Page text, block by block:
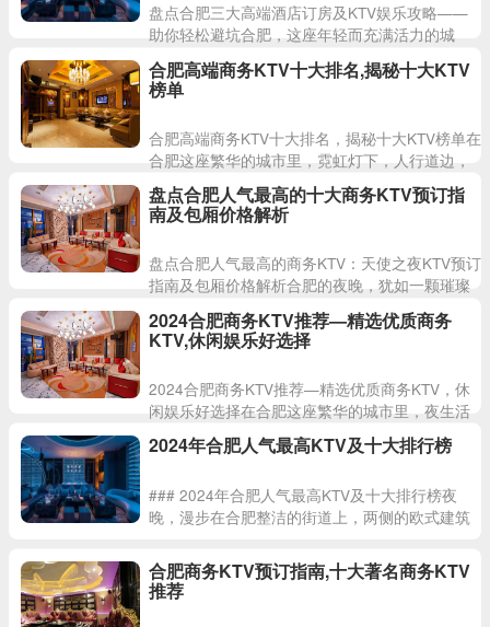
盘点合肥三大高端酒店订房及KTV娱乐攻略——
助你轻松避坑合肥，这座年轻而充满活力的城
市，以其独特的夜生活吸引着无数游客和本地居
民。每当夕阳西下，城市
合肥高端商务KTV十大排名,揭秘十大KTV
榜单
合肥高端商务KTV十大排名，揭秘十大KTV榜单在
合肥这座繁华的城市里，霓虹灯下，人行道边，
随处可见合肥人的闲情逸致。酒店商场、公园绿
地，亦是休闲消遣的
盘点合肥人气最高的十大商务KTV预订指
南及包厢价格解析
盘点合肥人气最高的商务KTV：天使之夜KTV预订
指南及包厢价格解析合肥的夜晚，犹如一颗璀璨
的明珠，点亮了城市的每一个角落。无数彩灯如
繁星般从天而降，灿
2024合肥商务KTV推荐—精选优质商务
KTV,休闲娱乐好选择
2024合肥商务KTV推荐—精选优质商务KTV，休
闲娱乐好选择在合肥这座繁华的城市里，夜生活
总是那么丰富多彩，而商务KTV则成为了许多人
休闲娱乐的首选
2024年合肥人气最高KTV及十大排行榜
### 2024年合肥人气最高KTV及十大排行榜夜
晚，漫步在合肥整洁的街道上，两侧的欧式建筑
晚餐后在这里散步
合肥商务KTV预订指南,十大著名商务KTV
推荐